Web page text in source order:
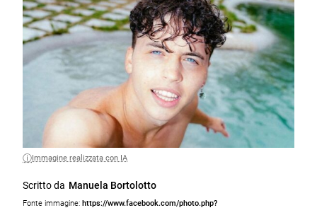
Immagine realizzata con IA
Scritto da Manuela Bortolotto
Fonte immagine: https://www.facebook.com/photo.php?